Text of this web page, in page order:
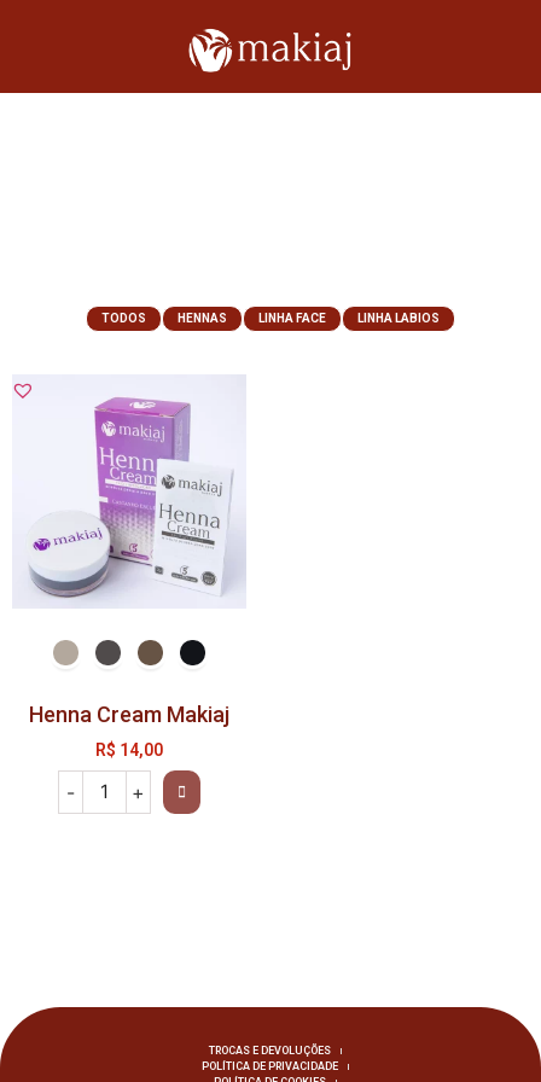
TODOS HENNAS LINHA FACE LINHA LABIOS
Henna Cream Makiaj
R$ 14,00
- +
TROCAS E DEVOLUÇÕES
POLÍTICA DE PRIVACIDADE